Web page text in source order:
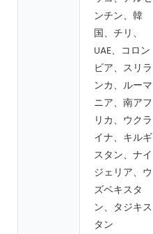
ンチン、韓
国、チリ、
UAE、コロン
ビア、スリラ
ンカ、ルーマ
ニア、南アフ
リカ、ウクラ
イナ、キルギ
スタン、ナイ
ジェリア、ウ
ズベキスタ
ン、タジキス
タン